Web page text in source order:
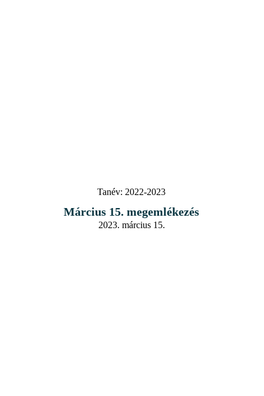
Tanév: 2022-2023
Március 15. megemlékezés
2023. március 15.